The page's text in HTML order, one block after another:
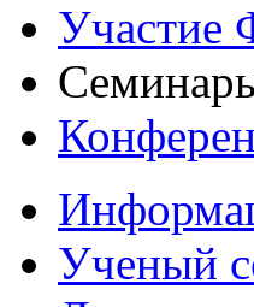
Ученый